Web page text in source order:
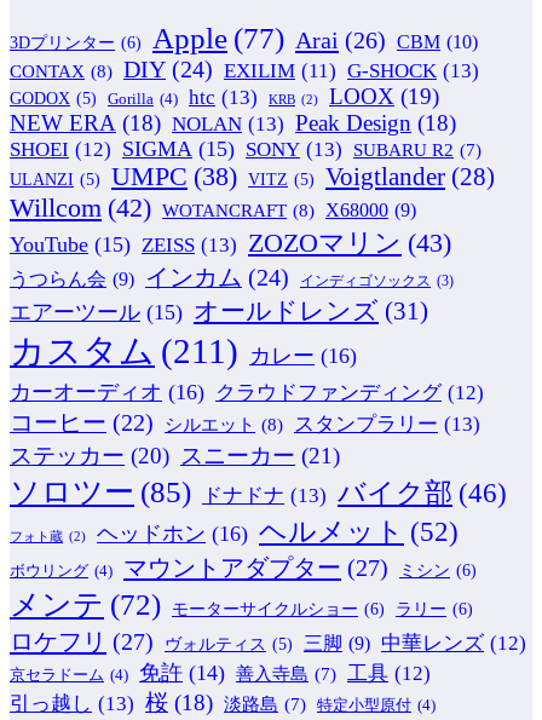
3Dプリンター (6) Apple (77) Arai (26) CBM (10)
CONTAX (8) DIY (24) EXILIM (11) G-SHOCK (13)
GODOX (5) Gorilla (4) htc (13) KRB (2) LOOX (19)
NEW ERA (18) NOLAN (13) Peak Design (18)
SHOEI (12) SIGMA (15) SONY (13) SUBARU R2 (7)
ULANZI (5) UMPC (38) VITZ (5) Voigtlander (28)
Willcom (42) WOTANCRAFT (8) X68000 (9)
YouTube (15) ZEISS (13) ZOZOマリン (43)
うつらん会 (9) インカム (24) インディゴソックス (3)
エアーツール (15) オールドレンズ (31)
カスタム (211) カレー (16)
カーオーディオ (16) クラウドファンディング (12)
コーヒー (22) シルエット (8) スタンプラリー (13)
ステッカー (20) スニーカー (21)
ソロツー (85) ドナドナ (13) バイク部 (46)
フォト蔵 (2) ヘッドホン (16) ヘルメット (52)
ボウリング (4) マウントアダプター (27) ミシン (6)
メンテ (72) モーターサイクルショー (6) ラリー (6)
ロケフリ (27) ヴォルティス (5) 三脚 (9) 中華レンズ (12)
京セラドーム (4) 免許 (14) 善入寺島 (7) 工具 (12)
引っ越し (13) 桜 (18) 淡路島 (7) 特定小型原付 (4)